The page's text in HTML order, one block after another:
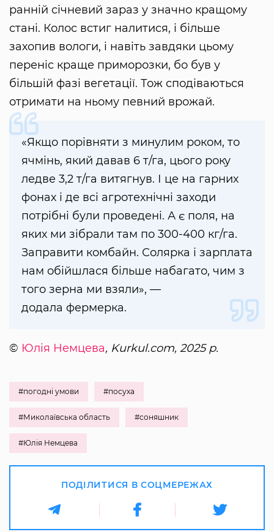
ранній січневий зараз у значно кращому
стані. Колос встиг налитися, і більше
захопив вологи, і навіть завдяки цьому
переніс краще приморозки, бо був у
більшій фазі вегетації. Тож сподіваються
отримати на ньому певний врожай.
«Якщо порівняти з минулим роком, то
ячмінь, який давав 6 т/га, цього року
ледве 3,2 т/га витягнув. І це на гарних
фонах і де всі агротехнічні заходи
потрібні були проведені. А є поля, на
яких ми зібрали там по 300-400 кг/га.
Заправити комбайн. Солярка і зарплата
нам обійшлася більше набагато, чим з
того зерна ми взяли», —
додала фермерка.
© Юлія Немцева, Kurkul.com, 2025 р.
#погодні умови #посуха
#Миколаївська область #соняшник
#Юлія Немцева
ПОДІЛИТИСЯ В СОЦМЕРЕЖАХ